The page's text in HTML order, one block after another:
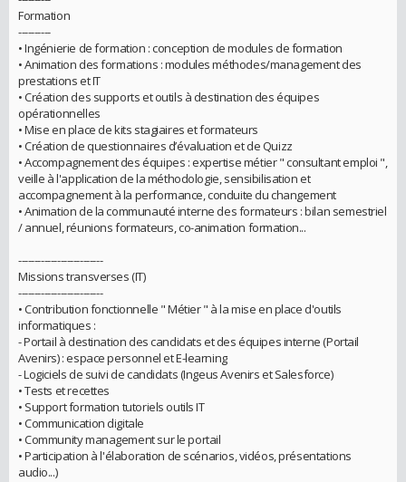
Formation
----------
• Ingénierie de formation : conception de modules de formation
• Animation des formations : modules méthodes/management des
prestations et IT
• Création des supports et outils à destination des équipes
opérationnelles
• Mise en place de kits stagiaires et formateurs
• Création de questionnaires d’évaluation et de Quizz
• Accompagnement des équipes : expertise métier " consultant emploi ",
veille à l'application de la méthodologie, sensibilisation et
accompagnement à la performance, conduite du changement
• Animation de la communauté interne des formateurs : bilan semestriel
/ annuel, réunions formateurs, co-animation formation...
--------------------------
Missions transverses (IT)
--------------------------
• Contribution fonctionnelle " Métier " à la mise en place d'outils
informatiques :
- Portail à destination des candidats et des équipes interne (Portail
Avenirs) : espace personnel et E-learning
- Logiciels de suivi de candidats (Ingeus Avenirs et Salesforce)
• Tests et recettes
• Support formation tutoriels outils IT
• Communication digitale
• Community management sur le portail
• Participation à l'élaboration de scénarios, vidéos, présentations
audio...)